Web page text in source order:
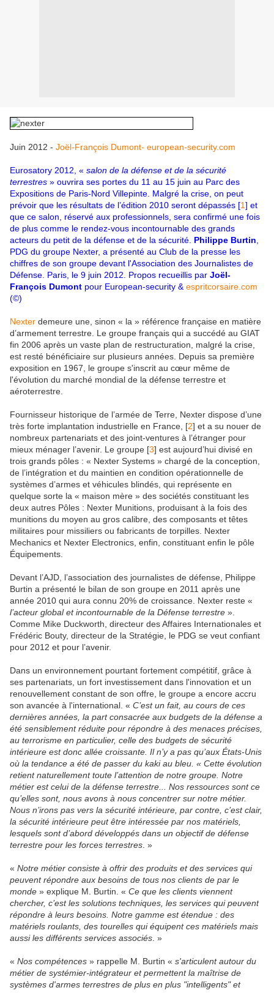
Juin 2012 - Joël-François Dumont- european-security.com
Eurosatory 2012, « salon de la défense et de la sécurité
terrestres » ouvrira ses portes du 11 au 15 juin au Parc des
Expositions de Paris-Nord Villepinte. Malgré la crise, on peut
prévoir que les résultats de l’édition 2010 seront dépassés [1] et
que ce salon, réservé aux professionnels, sera confirmé une fois
de plus comme le rendez-vous incontournable des grands
acteurs du petit de la défense et de la sécurité. Philippe Burtin
PDG du groupe Nexter, a présenté au Club de la presse les
chiffres de son groupe devant l'Association des Journalistes de
Défense. Paris, le 9 juin 2012. Propos recueillis par Joël-
François Dumont pour European-security & espritcorsaire.com
(©)
Nexter demeure une, sinon « la » référence française en matière
d’armement terrestre. Le groupe français qui a succédé au GIAT
fin 2006 après un vaste plan de restructuration, malgré la crise,
est resté bénéficiaire sur plusieurs années. Depuis sa première
exposition en 1967, le groupe s'inscrit au cœur même de
l'évolution du marché mondial de la défense terrestre et
aéroterrestre.
Fournisseur historique de l’armée de Terre, Nexter dispose d’une
très forte implantation industrielle en France, [2] et a su nouer de
nombreux partenariats et des joint-ventures à l’étranger pour
mieux ménager l’avenir. Le groupe [3] est aujourd’hui divisé en
trois grands pôles : « Nexter Systems » chargé de la conception,
de l’intégration et du maintien en condition opérationnelle de
systèmes d’armes et véhicules blindés, qui représente en
quelque sorte la « maison mère » des sociétés constituant les
deux autres Pôles : Nexter Munitions, produisant à la fois des
munitions du moyen au gros calibre, des composants et têtes
militaires pour missiliers ou fabricants de torpilles. Nexter
Mechanics et Nexter Electronics, enfin, constituant enfin le pôle
Équipements.
Devant l’AJD, l’association des journalistes de défense, Philippe
Burtin a présenté le bilan de son groupe en 2011 après une
année 2010 qui aura connu 20% de croissance. Nexter reste «
l’acteur global et incontournable de la Défense terrestre ».
Comme Mike Duckworth, directeur des Affaires Internationales et
Frédéric Bouty, directeur de la Stratégie, le PDG se veut confiant
pour 2012 et pour l’avenir.
Dans un environnement pourtant fortement compétitif, grâce à
ses partenariats, un fort investissement dans l'innovation et un
renouvellement constant de son offre, le groupe a encore accru
son avancée à l'international. « C’est un fait, au cours de ces
dernières années, la part consacrée aux budgets de la défense a
été sensiblement réduite pour répondre à des menaces précises,
au terrorisme en particulier, celle des budgets de sécurité
intérieure est donc allée croissante. Il n’y a pas qu’aux États-Unis
où la tendance a été de passer du kaki au bleu. « Cette évolution
retient naturellement toute l’attention de notre groupe. Notre
métier est celui de la défense terrestre... Nos ressources sont ce
qu’elles sont, nous avons à nous concentrer sur notre métier.
Nous n’irons pas vers la sécurité intérieure, par contre, c’est clair,
la sécurité intérieure peut être intéressée par nos matériels,
lesquels sont d’abord développés dans un objectif de défense
terrestre pour les forces terrestres . »
« Notre métier consiste à offrir des produits et des services qui
peuvent répondre aux besoins de tous nos clients de par le
monde » explique M. Burtin. « Ce que les clients viennent
chercher, c’est les solutions techniques, les services qui peuvent
répondre à leurs besoins. Notre gamme est étendue : des
matériels roulants, des tourelles qui équipent ces matériels mais
aussi les différents services associés . »
« Nos compétences » rappelle M. Burtin « s'articulent autour du
métier de systémier-intégrateur et permettent la maîtrise de
systèmes d'armes terrestres de plus en plus "intelligents" et